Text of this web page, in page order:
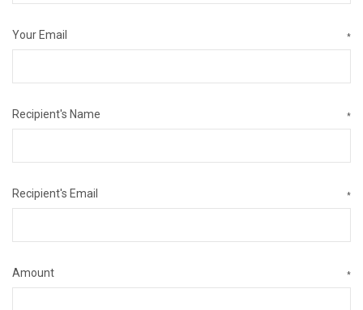
Your Email *
Recipient's Name *
Recipient's Email *
Amount *